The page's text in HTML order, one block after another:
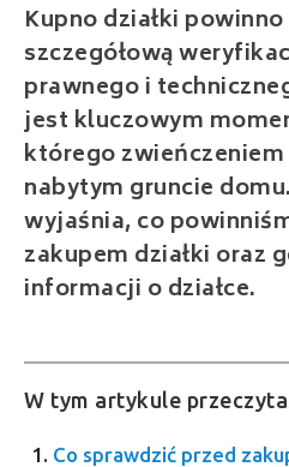
Kupno działki
szczegółową
prawnego i
jest kluczowym
którego
nabytym gruncie
wyjaśnia, co
zakupem działki oraz
informacji o działce.
W tym artykule
Co sprawdzić przed